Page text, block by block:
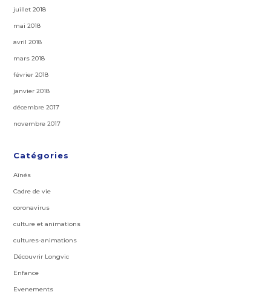
juillet 2018
mai 2018
avril 2018
mars 2018
février 2018
janvier 2018
décembre 2017
novembre 2017
Catégories
Aînés
Cadre de vie
coronavirus
culture et animations
cultures-animations
Découvrir Longvic
Enfance
Evenements